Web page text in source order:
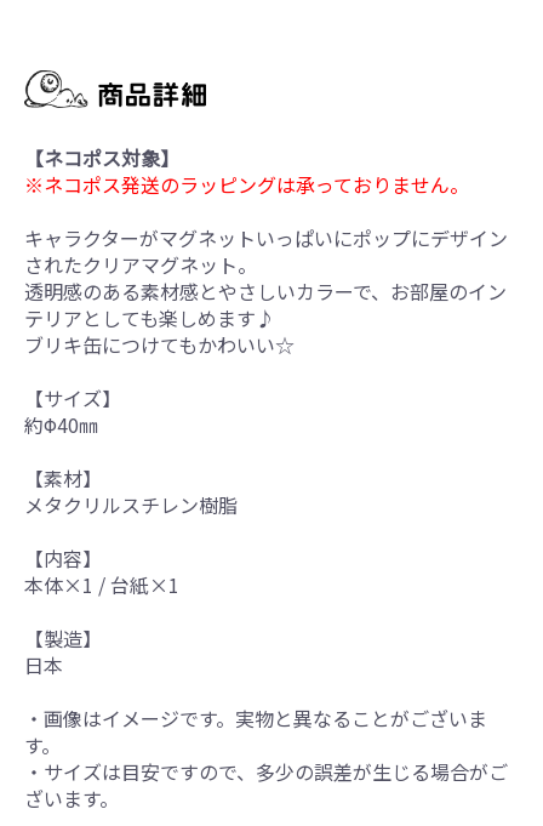
【ネコポス対象】
※ネコポス発送のラッピングは承っておりません。
キャラクターがマグネットいっぱいにポップにデザイン
されたクリアマグネット。
透明感のある素材感とやさしいカラーで、お部屋のイン
テリアとしても楽しめます♪
ブリキ缶につけてもかわいい☆
【サイズ】
約Φ40㎜
【素材】
メタクリルスチレン樹脂
【内容】
本体×1 / 台紙×1
【製造】
日本
・画像はイメージです。実物と異なることがございま
す。
・サイズは目安ですので、多少の誤差が生じる場合がご
ざいます。